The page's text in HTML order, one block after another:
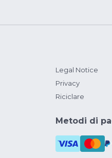
Legal Notice
Privacy
Riciclare
Metodi di